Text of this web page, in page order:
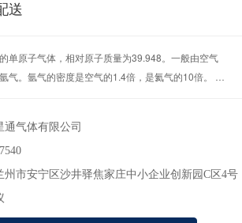
送
单原子气体，相对原子质量为39.948。一般由空气
气。氩气的密度是空气的1.4倍，是氦气的10倍。 氩
，即“氩弧焊”。
通气体有限公司
州市安宁区沙井驿焦家庄中小企业创新园C区4号